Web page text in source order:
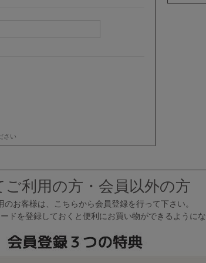
さい
ご利用の方・会員以外の方
のお客様は、こちらから会員登録を行って下さい。
ドを登録しておくと便利にお買い物ができるように